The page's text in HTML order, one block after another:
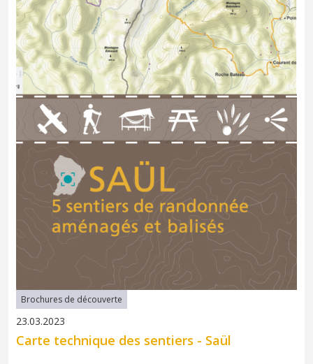
Brochures de découverte
23.03.2023
Carte technique des sentiers - Saül